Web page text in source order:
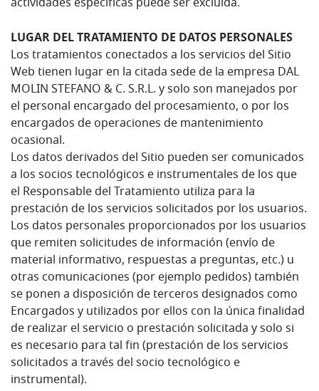
actividades específicas puede ser excluida.
LUGAR DEL TRATAMIENTO DE DATOS PERSONALES
Los tratamientos conectados a los servicios del Sitio
Web tienen lugar en la citada sede de la empresa DAL
MOLIN STEFANO & C. S.R.L. y solo son manejados por
el personal encargado del procesamiento, o por los
encargados de operaciones de mantenimiento
ocasional.
Los datos derivados del Sitio pueden ser comunicados
a los socios tecnológicos e instrumentales de los que
el Responsable del Tratamiento utiliza para la
prestación de los servicios solicitados por los usuarios.
Los datos personales proporcionados por los usuarios
que remiten solicitudes de información (envío de
material informativo, respuestas a preguntas, etc.) u
otras comunicaciones (por ejemplo pedidos) también
se ponen a disposición de terceros designados como
Encargados y utilizados por ellos con la única finalidad
de realizar el servicio o prestación solicitada y solo si
es necesario para tal fin (prestación de los servicios
solicitados a través del socio tecnológico e
instrumental).